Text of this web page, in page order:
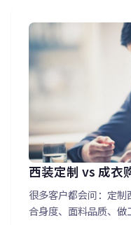
西装定制 vs 成衣
很多客户都会问：定
合身度、面料品质、